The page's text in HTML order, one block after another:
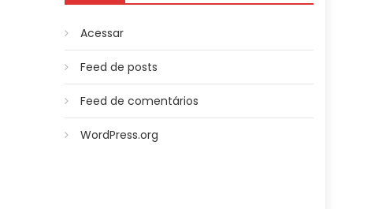
Acessar
Feed de posts
Feed de comentários
WordPress.org